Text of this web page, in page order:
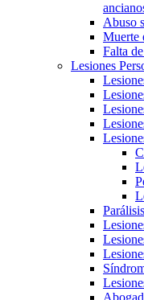
Abuso
Muerte
Falta
Lesiones
Parálisis